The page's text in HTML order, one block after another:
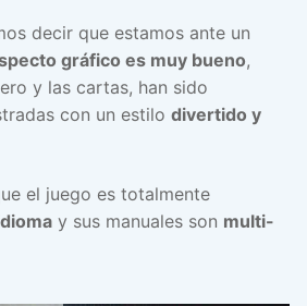
decir que estamos ante un
gráfico es muy bueno,
y las cartas, han sido
con un estilo divertido y
el juego es totalmente
y sus manuales son multi-